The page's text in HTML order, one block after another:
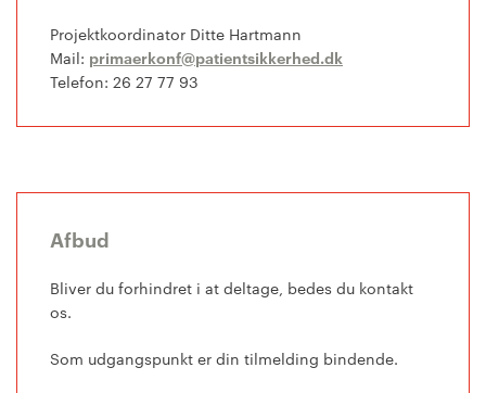
Projektkoordinator Ditte Hartmann
Mail: primaerkonf@patientsikkerhed.dk
Telefon: 26 27 77 93
Afbud
Bliver du forhindret i at deltage, bedes du kontakt
os.
Som udgangspunkt er din tilmelding bindende.